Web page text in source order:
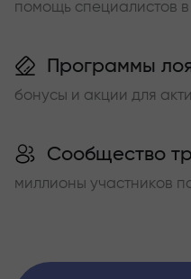
помощь специалистов
Программы
бонусы и акции для
Сообщество
миллионы участников